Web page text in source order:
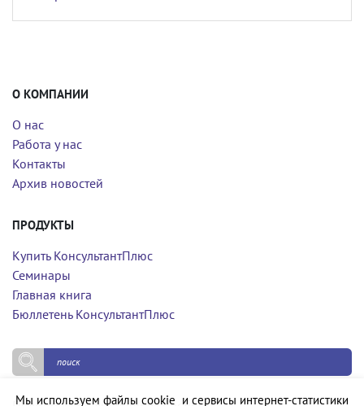
О КОМПАНИИ
О нас
Работа у нас
Контакты
Архив новостей
ПРОДУКТЫ
Купить КонсультантПлюс
Семинары
Главная книга
Бюллетень КонсультантПлюс
Мы используем файлы cookie и сервисы интернет-статистики